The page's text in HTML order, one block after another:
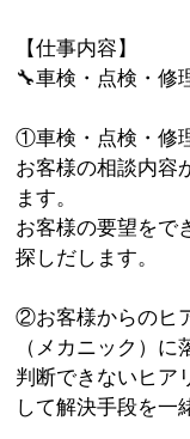
【仕事内容】
🔧車検・点検・修
①車検・点検・修
お客様の相談内容
ます。
お客様の要望をで
探しだします。
②お客様からのヒ
（メカニック）に
判断できないヒア
して解決手段を一